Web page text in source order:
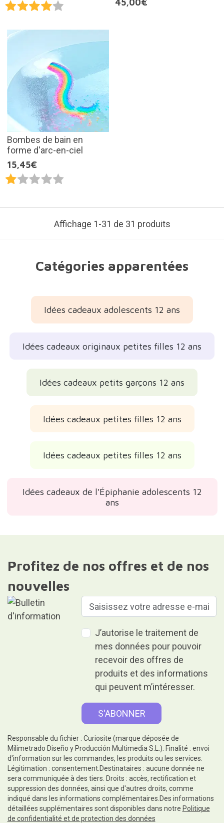
45,00€
Bombes de bain en
forme d'arc-en-ciel
15,45€
Affichage 1-31 de 31 produits
Catégories apparentées
Idées cadeaux adolescents 12 ans
Idées cadeaux originaux petites filles 12 ans
Idées cadeaux petits garçons 12 ans
Idées cadeaux petites filles 12 ans
Idées cadeaux petites filles 12 ans
Idées cadeaux de l'Épiphanie adolescents 12
ans
Profitez de nos offres et de nos
nouvelles
J’autorise le traitement de
mes données pour pouvoir
recevoir des offres de
produits et des informations
qui peuvent m’intéresser.
Responsable du fichier : Curiosite (marque déposée de
Milimetrado Diseño y Producción Multimedia S.L.). Finalité : envoi
d'information sur les commandes, les produits ou les services.
Légitimation : consentement.Destinataires : aucune donnée ne
sera communiquée à des tiers. Droits : accès, rectification et
suppression des données, ainsi que d'autres droits, comme
indiqué dans les informations complémentaires.Des informations
détaillées supplémentaires sont disponibles dans notre Politique
de confidentialité et de protection des données